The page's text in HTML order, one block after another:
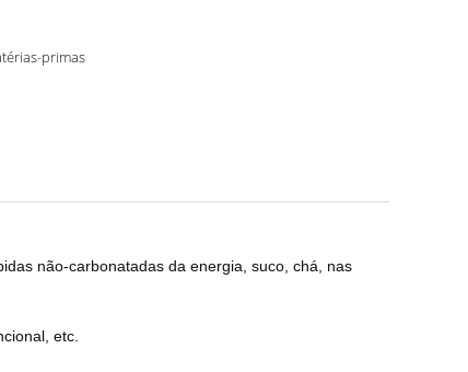
primas
não-carbonatadas da energia, suco, chá, nas
etc.